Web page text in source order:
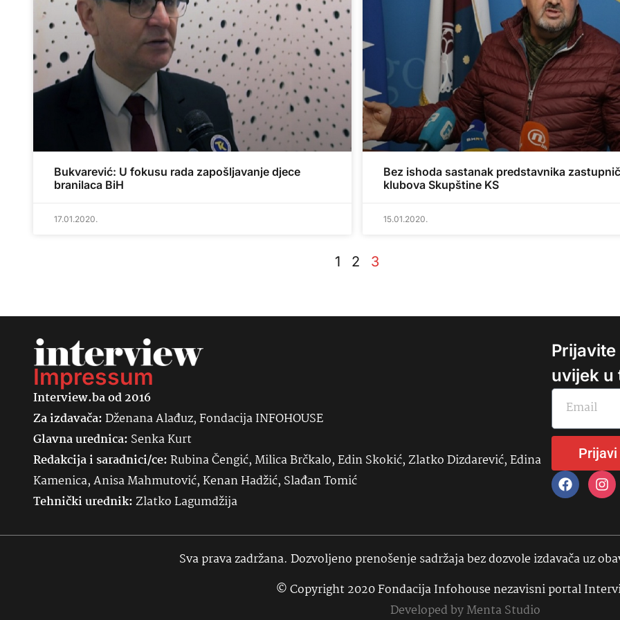
Bukvarević: U fokusu rada zapošljavanje djece
branilaca BiH
17.01.2020.
Bez ishoda sastanak predstavnika
klubova Skupštine KS
15.01.2020.
1 2 3
Impressum
Interview.ba od 2016
Za izdavača:Dženana Alađuz, Fondacija INFOHOUSE
Glavna urednica: SenkaKurt
Redakcija i saradnici/ce:Rubina Čengić, Milica Brčkalo, Edin Skokić, Zlatko Dizdarević, Edina
Kamenica, Anisa Mahmutović, Kenan Hadžić, Slađan Tomić
Tehnički urednik:Zlatko Lagumdžija
uvijek u
Prijavi
Sva prava zadržana. Dozvoljeno prenošenje sadržaja bez dozvole izdavača uz
© Copyright 2020 Fondacija Infohouse nezavisni portal
Developed byMenta Studio